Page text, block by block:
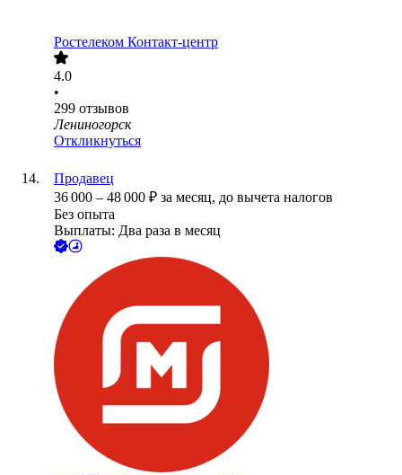
Ростелеком Контакт-центр
4.0
•
299 отзывов
Лениногорск
Откликнуться
Продавец
36 000 – 48 000 ₽ за месяц, до вычета налогов
Без опыта
Выплаты: Два раза в месяц